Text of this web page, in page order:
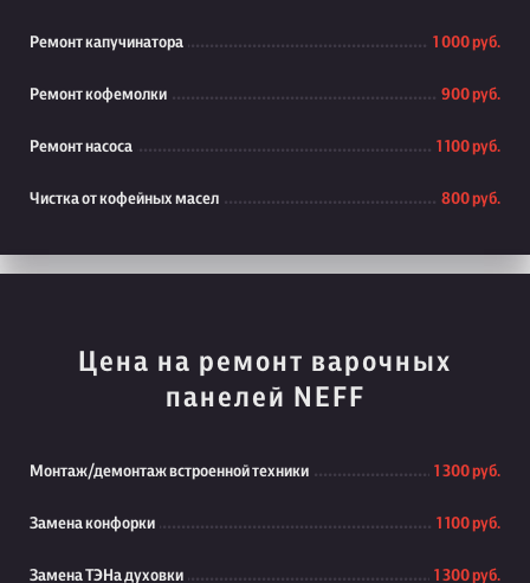
Ремонт капучинатора 1 000 руб.
Ремонт кофемолки 900 руб.
Ремонт насоса 1 100 руб.
Чистка от кофейных масел 800 руб.
Цена на ремонт варочных
панелей NEFF
Монтаж/демонтаж встроенной техники 1 300 руб.
Замена конфорки 1 100 руб.
Замена ТЭНа духовки 1 300 руб.